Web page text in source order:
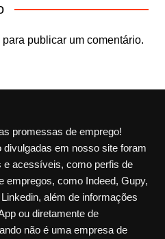
para publicar um comentário.
promessas de emprego!
em nosso site foram
e acessíveis, como perfis de
empregos, como Indeed, Gupy,
além de informações
ou diretamente de
não é uma empresa de